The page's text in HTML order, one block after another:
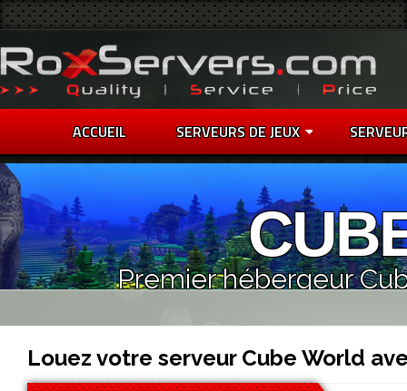
ACCUEIL SERVEURS DE JEUX
Premier hébergeur
Louez votre serveur Cube World